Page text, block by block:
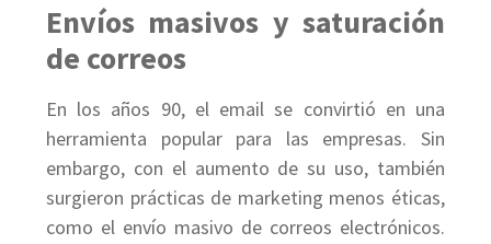
Envíos masivos y saturación
de correos
En los años 90, el email se convirtió en una
herramienta popular para las empresas. Sin
embargo, con el aumento de su uso, también
surgieron prácticas de marketing menos éticas,
como el envío masivo de correos electrónicos.